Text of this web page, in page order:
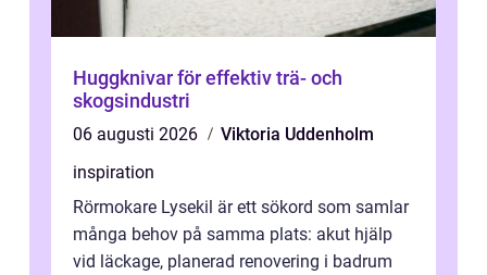
Huggknivar för effektiv trä- och
skogsindustri
06 augusti 2026
Viktoria Uddenholm
inspiration
Rörmokare Lysekil är ett sökord som samlar
många behov på samma plats: akut hjälp
vid läckage, planerad renovering i badrum